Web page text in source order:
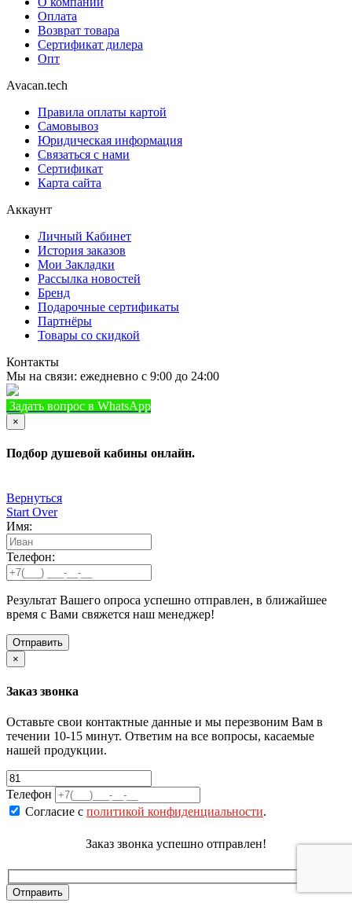
Оплата
Возврат товара
Сертификат дилера
Опт
Avacan.tech
Правила оплаты картой
Самовывоз
Юридическая информация
Связаться с нами
Сертификат
Карта сайта
Аккаунт
Личный Кабинет
История заказов
Мои Закладки
Рассылка новостей
Бренд
Подарочные сертификаты
Партнёры
Товары со скидкой
Контакты
Мы на связи: ежедневно с 9:00 до 24:00
Задать вопрос в WhatsApp
×
Подбор душевой кабины онлайн.
Вернуться
Start Over
Имя:
Телефон:
Результат Вашего опроса успешно отправлен, в ближайшее
время с Вами свяжется наш менеджер!
×
Заказ звонка
Оставьте свои контактные данные и мы перезвоним Вам в
течении 10-15 минут. Ответим на все вопросы, касаемые
нашей продукции.
Телефон
Согласие с политикой конфиденциальности.
Заказ звонка успешно отправлен!